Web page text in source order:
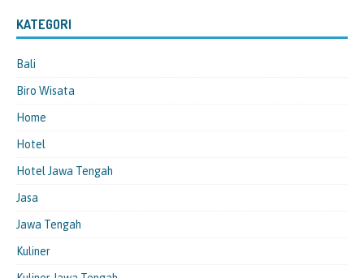
KATEGORI
Bali
Biro Wisata
Home
Hotel
Hotel Jawa Tengah
Jasa
Jawa Tengah
Kuliner